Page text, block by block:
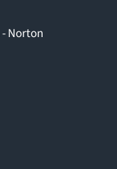
Norton